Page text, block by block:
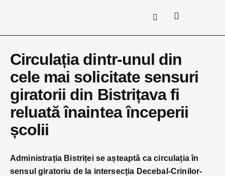
Circulația dintr-unul din
cele mai solicitate sensuri
giratorii din Bistrițava fi
reluată înaintea începerii
școlii
Administrația Bistriței se așteaptă ca circulația în
sensul giratoriu de la intersecția Decebal-Crinilor-